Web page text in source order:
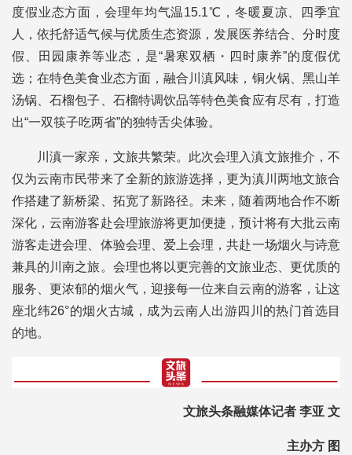
度假业态方面，会理年均气温15.1℃，冬暖夏凉、四季宜
人，依托舒适气候与优质生态资源，发展医养结合、分时度
假、田园康养等业态，是“暑寒双栖・四时康养”的度假优
选；在特色美食业态方面，融合川滇风味，铜火锅、黑山羊
汤锅、石榴包子、石榴特调饮品等特色美食应有尽有，打造
出“一双筷子吃两省”的独特舌尖体验。
川滇一家亲，文旅共繁荣。此次会理入滇文旅推介，不
仅为云南市民带来了全新的旅游选择，更为滇川两地文旅合
作搭建了新桥梁、拓宽了新路径。未来，随着两地合作不断
深化，云南游客赴会理旅游将更加便捷，预计将有大批云南
游客走进会理、体验会理、爱上会理，共赴一场烟火与诗意
兼具的川南之旅。会理也将以更完善的文旅业态、更优质的
服务、更浓郁的烟火气，迎接每一位来自云南的游客，让这
座北纬26°的烟火古城，成为云南人出游四川的热门首选目
的地。
文旅头条融媒体记者 李亚 文
主办方 图